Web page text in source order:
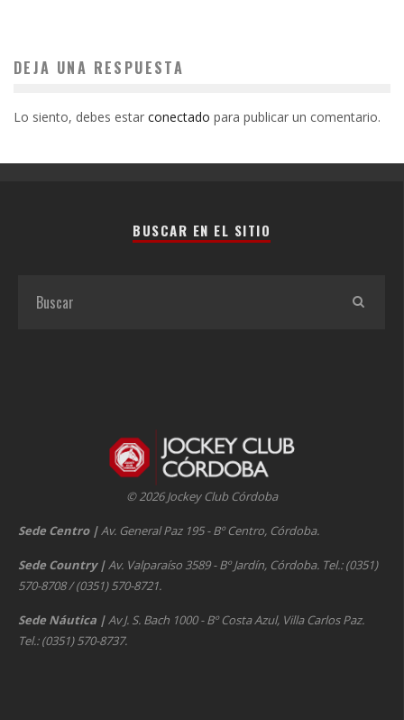
DEJA UNA RESPUESTA
Lo siento, debes estar conectado para publicar un comentario.
BUSCAR EN EL SITIO
© 2026 Jockey Club Córdoba
Sede Centro |Av. General Paz 195 - Bº Centro, Córdoba.
Sede Country |Av. Valparaíso 3589 - Bº Jardín, Córdoba. Tel.: (0351)
570-8708 / (0351) 570-8721.
Sede Náutica |Av J. S. Bach 1000 - Bº Costa Azul, Villa Carlos Paz.
Tel.: (0351) 570-8737.